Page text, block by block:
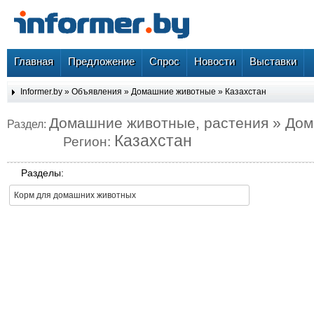
Главная Предложение Спрос Новости Выставки
Informer.by » Объявления » Домашние животные » Казахстан
Раздел: Домашние животные, растения »
Регион: Казахстан
Разделы:
Корм для домашних животных